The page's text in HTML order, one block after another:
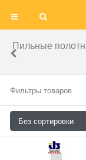
Пильные
Фильтры товаров